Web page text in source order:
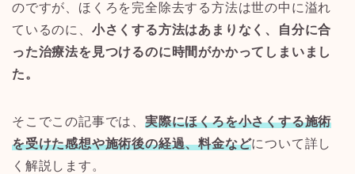
のですが、ほくろを完全除去する方法は世の中に溢れ
ているのに、 小さくする方法はあまりなく、自分に合
った治療法を見つけるのに時間がかかってしまいまし
た。
そこでこの記事では、 実際にほくろを小さくする施術
を受けた感想や施術後の経過、料金などについて詳し
く解説します。